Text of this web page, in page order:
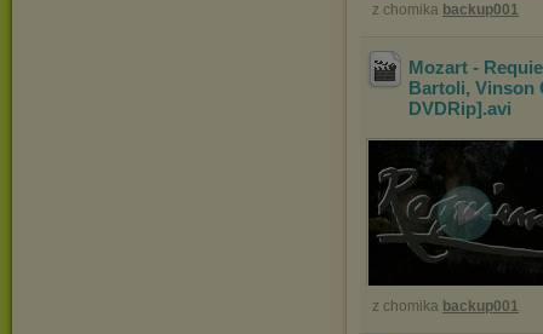
z chomika backup001
Mozart -
Bartoli, Vinson
DVDRip] .avi
z chomika backup001